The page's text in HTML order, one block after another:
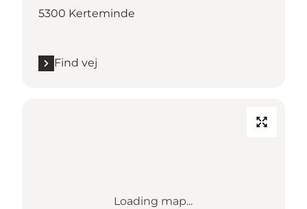
5300 Kerteminde
Find vej
Loading map...